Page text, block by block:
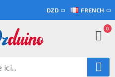
DZD FRENCH
0